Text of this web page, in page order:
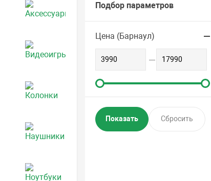
Аксессуары
Видеоигры
Наушники
Подбор параметров
Цена (Барнаул)